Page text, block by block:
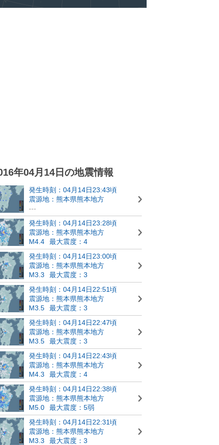
年04月14日の地震情報
発生時刻：04月14日23:43頃
震源地：熊本県熊本地方
---
発生時刻：04月14日23:28頃
震源地：熊本県熊本地方
M4.4
最大震度：4
発生時刻：04月14日23:00頃
震源地：熊本県熊本地方
M3.3
最大震度：3
発生時刻：04月14日22:51頃
震源地：熊本県熊本地方
M3.5
最大震度：3
発生時刻：04月14日22:47頃
震源地：熊本県熊本地方
M3.5
最大震度：3
発生時刻：04月14日22:43頃
震源地：熊本県熊本地方
M4.3
最大震度：4
発生時刻：04月14日22:38頃
震源地：熊本県熊本地方
M5.0
最大震度：5弱
発生時刻：04月14日22:31頃
震源地：熊本県熊本地方
M3.3
最大震度：3